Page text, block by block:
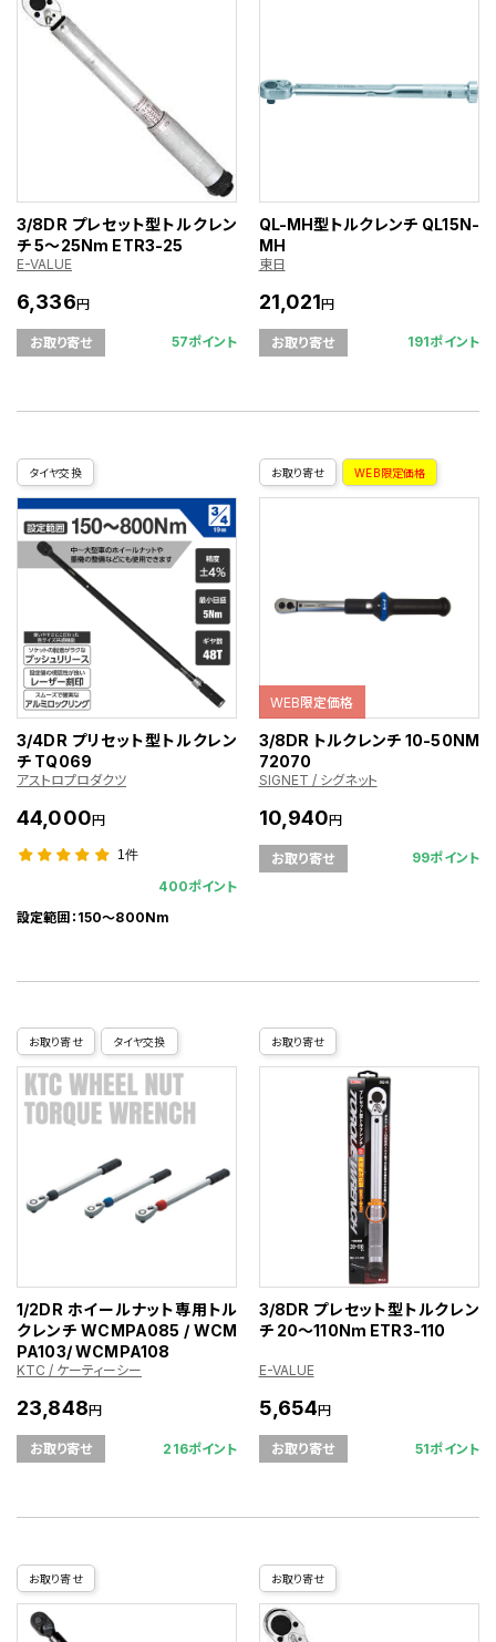
3/8DR プレセット型トルクレン
チ 5～25Nm ETR3-25
E-VALUE
6,336円
お取り寄せ 57ポイント
QL-MH型トルクレンチ QL15N-
MH
東日
21,021円
お取り寄せ 191ポイント
タイヤ交換
3/4DR プリセット型トルクレン
チ TQ069
アストロプロダクツ
44,000円
1件
400ポイント
設定範囲：150～800Nm
お取り寄せ WEB限定価格
WEB限定価格
3/8DR トルクレンチ 10-50NM
72070
SIGNET / シグネット
10,940円
お取り寄せ 99ポイント
お取り寄せ タイヤ交換
1/2DR ホイールナット専用トル
クレンチ WCMPA085 / WCM
PA103/ WCMPA108
KTC / ケーティーシー
23,848円
お取り寄せ 216ポイント
お取り寄せ
3/8DR プレセット型トルクレン
チ 20～110Nm ETR3-110
E-VALUE
5,654円
お取り寄せ 51ポイント
お取り寄せ お取り寄せ